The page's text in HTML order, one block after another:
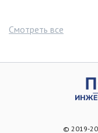
Смотреть все
© 2019-